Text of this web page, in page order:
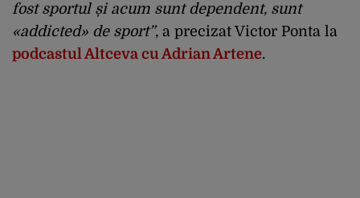
fost sportul și acum sunt dependent, sunt
«addicted» de sport”, a precizat Victor Ponta la
podcastul Altceva cu Adrian Artene.